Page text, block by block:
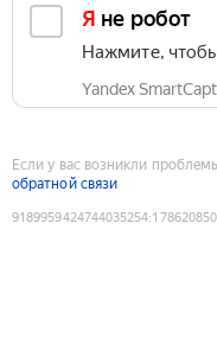
Я не робот
Нажмите,
Yandex
Если у вас возникли
обратной связи
9189959424744035254: